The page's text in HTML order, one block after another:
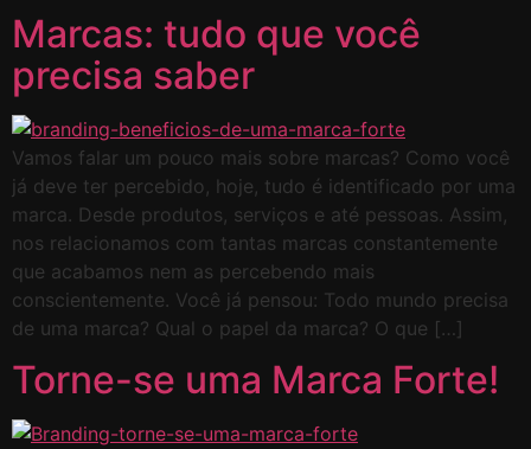
Marcas: tudo que você
precisa saber
Vamos falar um pouco mais sobre marcas? Como você
já deve ter percebido, hoje, tudo é identificado por uma
marca. Desde produtos, serviços e até pessoas. Assim,
nos relacionamos com tantas marcas constantemente
que acabamos nem as percebendo mais
conscientemente. Você já pensou: Todo mundo precisa
de uma marca? Qual o papel da marca? O que […]
Torne-se uma Marca Forte!